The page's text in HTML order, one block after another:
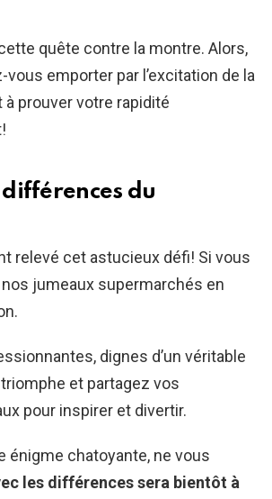
quête contre la montre. Alors,
emporter par l’excitation de la
prouver votre rapidité
du
relevé cet astucieux défi! Si vous
jumeaux supermarchés en
dignes d’un véritable
et partagez vos
pour inspirer et divertir.
énigme chatoyante, ne vous
les différences sera bientôt à